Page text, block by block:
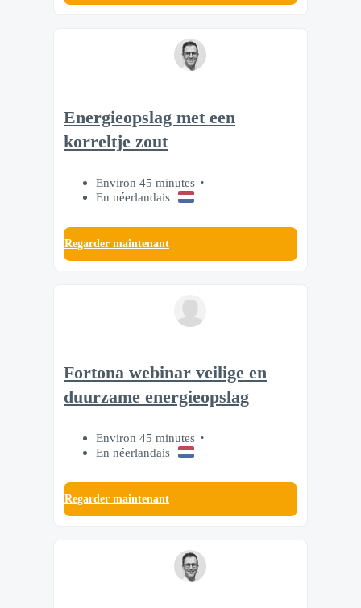
Energieopslag met een
korreltje zout
Environ 45 minutes
En néerlandais
Regarder maintenant
Fortona webinar veilige en
duurzame energieopslag
Environ 45 minutes
En néerlandais
Regarder maintenant